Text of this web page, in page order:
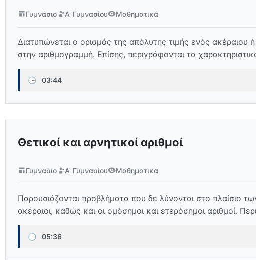
Γυμνάσιο Α' Γυμνασίου Μαθηματικά
Διατυπώνεται ο ορισμός της απόλυτης τιμής ενός
στην αριθμογραμμή. Επίσης, περιγράφονται τα
🕒 03:44
Θετικοί και αρνητικοί αριθμοί
Γυμνάσιο Α' Γυμνασίου Μαθηματικά
Παρουσιάζονται προβλήματα που δε λύνονται στο πλαίσιο
ακέραιοι, καθώς και οι ομόσημοι και ετερόσημοι αριθμοί.
🕒 05:36